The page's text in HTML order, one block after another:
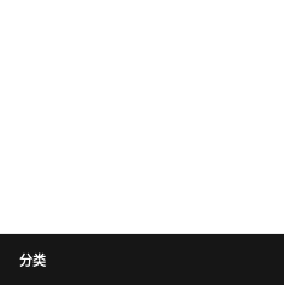
分类